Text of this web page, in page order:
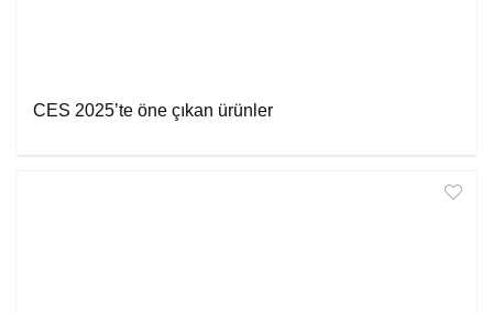
CES 2025’te öne çıkan ürünler